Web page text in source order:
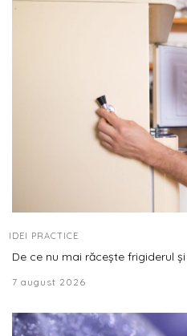
IDEI PRACTICE
De ce nu mai răcește frigiderul
7 august 2026